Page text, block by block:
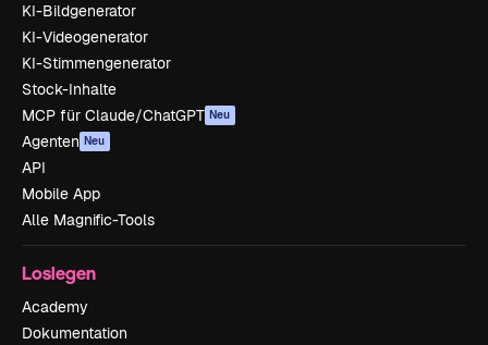
KI-Bildgenerator
KI-Videogenerator
KI-Stimmengenerator
Stock-Inhalte
MCP für Claude/ChatGPT Neu
Agenten Neu
API
Mobile App
Alle Magnific-Tools
Loslegen
Academy
Dokumentation